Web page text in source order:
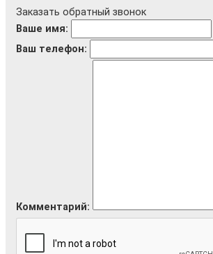
Заказать обратный звонок
Ваше имя:
Ваш телефон:
Комментарий: